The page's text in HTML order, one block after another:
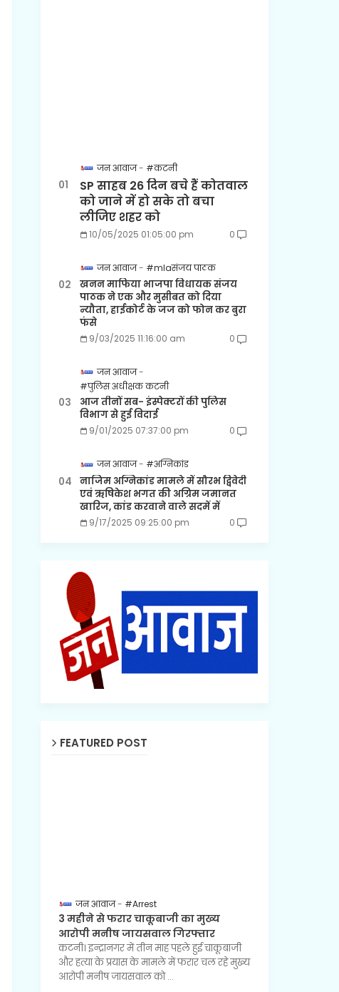
जन आवाज #कटनी
SP साहब 26 दिन बचे हैं कोतवाल
को जाने में हो सके तो बचा
लीजिए शहर को
10/05/2025 01:05:00 pm 0
जन आवाज #mlaसंजय पाठक
खनन माफिया भाजपा विधायक संजय
पाठक ने एक और मुसीबत को दिया
न्यौता, हाईकोर्ट के जज को फोन कर बुरा
फंसे
9/03/2025 11:16:00 am 0
जन आवाज
#पुलिस अधीक्षक कटनी
आज तीनों सब- इंस्पेक्टरों की पुलिस
विभाग से हुई विदाई
9/01/2025 07:37:00 pm 0
जन आवाज #अग्निकांड
नाजिम अग्निकांड मामले में सौरभ द्विवेदी
एवं ऋषिकेश भगत की अग्रिम जमानत
खारिज, कांड करवाने वाले सदमें में
9/17/2025 09:25:00 pm 0
FEATURED POST
जन आवाज #Arrest
3 महीने से फरार चाकूबाजी का मुख्य
आरोपी मनीष जायसवाल गिरफ्तार
कटनी। इन्द्रानगर में तीन माह पहले हुई चाकूबाजी
और हत्या के प्रयास के मामले में फरार चल रहे मुख्य
आरोपी मनीष जायसवाल को …